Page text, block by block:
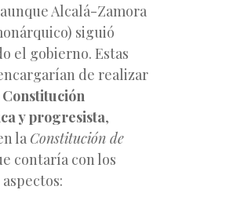
Alcalá-Zamora
siguió
el gobierno. Estas
de realizar
Constitución
y progresista,
la Constitución de
contaría con los